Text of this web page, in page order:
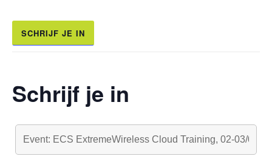
SCHRIJF JE IN
Schrijf je in